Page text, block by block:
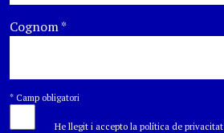
Cognom*
* Camp obligatori
He llegit i accepto la política de privacitat